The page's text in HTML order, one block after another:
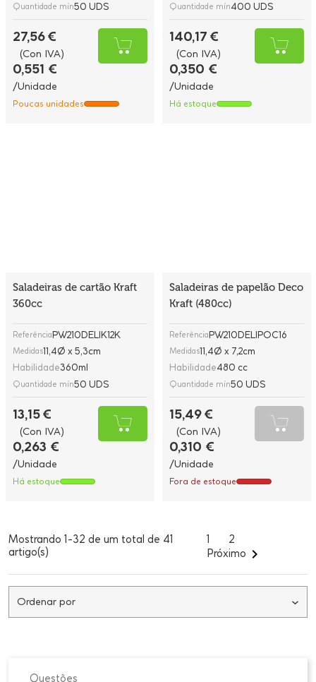
Quantidade mín50 UDS
27,56 €
(Con IVA)
0,551 €
/Unidade
Poucas unidades
Quantidade mín400 UDS
140,17 €
(Con IVA)
0,350 €
/Unidade
Há estoque
Saladeiras de cartão Kraft
360cc
ReferênciaPW210DELIK12K
Medidas11,4Ø x 5,3cm
Habilidade360ml
Quantidade mín50 UDS
13,15 €
(Con IVA)
0,263 €
/Unidade
Há estoque
Saladeiras de papelão Deco
Kraft (480cc)
ReferênciaPW210DELIPOC16
Medidas11,4Ø x 7,2cm
Habilidade480 cc
Quantidade mín50 UDS
15,49 €
(Con IVA)
0,310 €
/Unidade
Fora de estoque
Mostrando 1-32 de um total de 41
artigo(s)
1
2
Próximo 
Ordenar por
Questões